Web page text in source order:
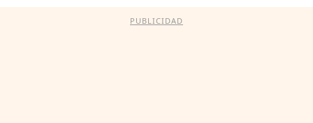
PUBLICIDAD